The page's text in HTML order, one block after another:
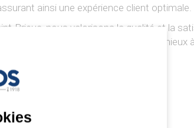
ainsi une expérience client optimale.
Brieuc, nous valorisons la qualité et la
et des services qui répondent au mieux
Trucks